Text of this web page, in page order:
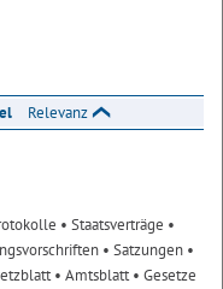
Relevanz
• Staatsverträge •
• Satzungen •
• Amtsblatt• Gesetze